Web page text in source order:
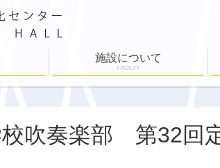
施設について
FACILTY
吹奏楽部 第32回